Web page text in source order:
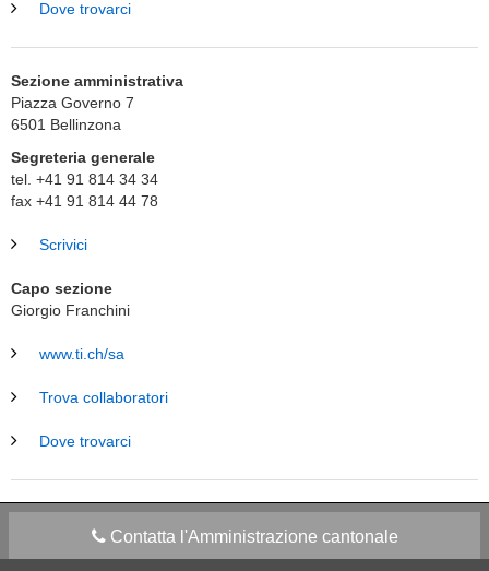
Dove trovarci
Sezione amministrativa
Piazza Governo 7
6501 Bellinzona
Segreteria generale
tel. +41 91 814 34 34
fax +41 91 814 44 78
Scrivici
Capo sezione
Giorgio Franchini
www.ti.ch/sa
Trova collaboratori
Dove trovarci
Contatta l'Amministrazione cantonale